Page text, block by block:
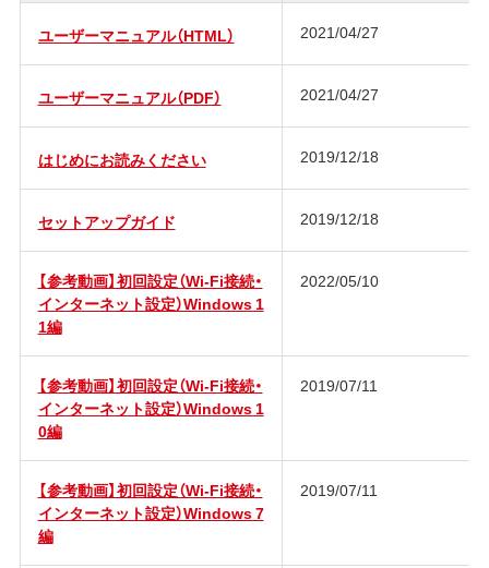
ユーザーマニュアル（HTML） 2021/04/27
ユーザーマニュアル（PDF） 2021/04/27
はじめにお読みください 2019/12/18
セットアップガイド 2019/12/18
【参考動画】初回設定（Wi-Fi接続・
インターネット設定）Windows 1
1編
2022/05/10
【参考動画】初回設定（Wi-Fi接続・
インターネット設定）Windows 1
0編
2019/07/11
【参考動画】初回設定（Wi-Fi接続・
インターネット設定）Windows 7
編
2019/07/11